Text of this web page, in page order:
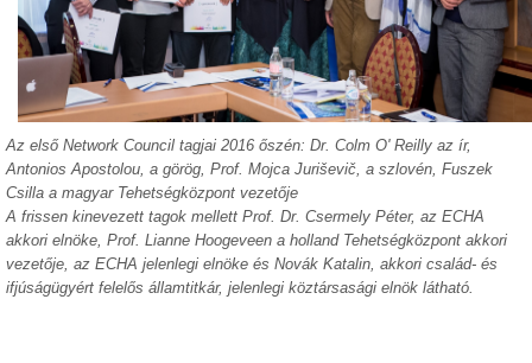
Az első Network Council tagjai 2016 őszén: Dr. Colm O' Reilly az ír,
Antonios Apostolou, a görög, Prof. Mojca Juriševič, a szlovén, Fuszek
Csilla a magyar Tehetségközpont vezetője
A frissen kinevezett tagok mellett Prof. Dr. Csermely Péter, az ECHA
akkori elnöke, Prof. Lianne Hoogeveen a holland Tehetségközpont akkori
vezetője, az ECHA jelenlegi elnöke és Novák Katalin, akkori család- és
ifjúságügyért felelős államtitkár, jelenlegi köztársasági elnök látható.